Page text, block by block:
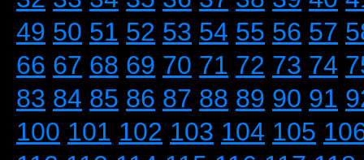
49 50 51 52 53 54 55 56 57
66 67 68 69 70 71 72 73 74
83 84 85 86 87 88 89 90 91
100 101 102 103 104 105